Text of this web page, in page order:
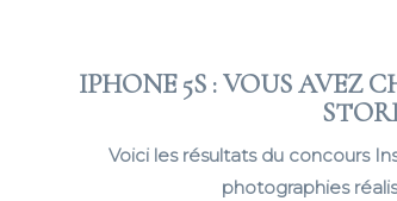
IPHONE 5S : VOUS AVEZ
Voici les résultats du concours
photographies